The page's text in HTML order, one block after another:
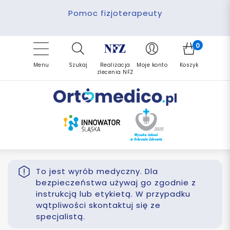
Darmowa dostawa
Pomoc fizjoterapeuty
Finansowanie PFRON
Refundacja NFZ
Zrealizuj zlecenie ponownie
Menu Szukaj
Realizacja
zlecenia NFZ
Moje konto
0
Koszyk
To jest wyrób medyczny. Dla
bezpieczeństwa używaj go zgodnie z
instrukcją lub etykietą. W przypadku
wątpliwości skontaktuj się ze
specjalistą.